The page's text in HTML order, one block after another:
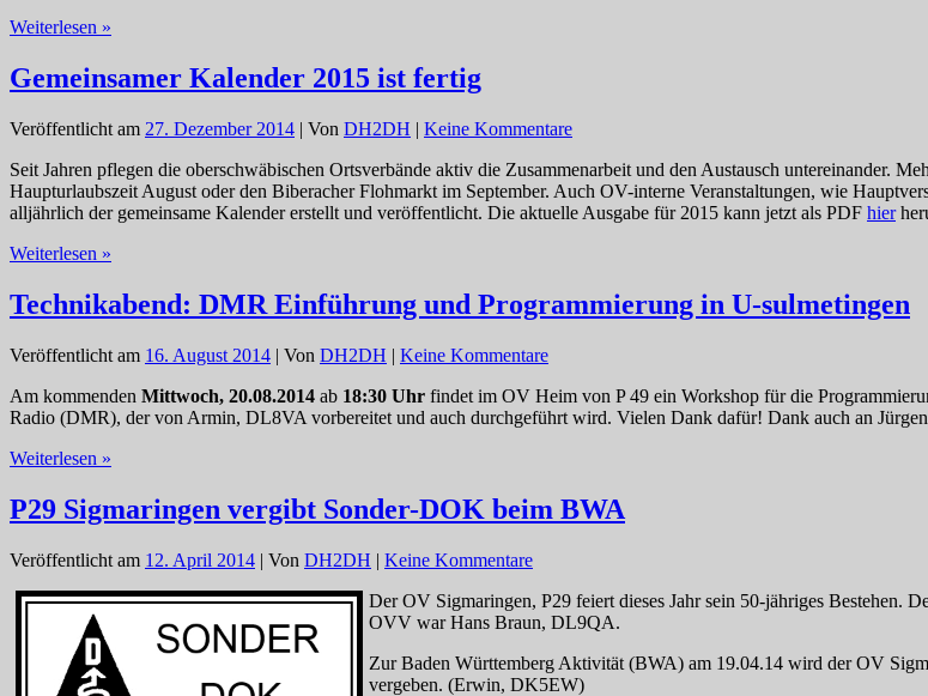
Weiterlesen »
zum
nachhören
Gemeinsamer Kalender 2015 ist fertig
Veröffentlicht am 27. Dezember 2014 | Von DH2DH | Keine Kommentare
Seit Jahren pflegen die oberschwäbischen Ortsverbände aktiv die Zusammenarbeit und den Austausch untereinander.
Haupturlaubszeit August oder den Biberacher Flohmarkt im September. Auch OV-interne Veranstaltungen, wie
alljährlich der gemeinsame Kalender erstellt und veröffentlicht. Die aktuelle Ausgabe für 2015 kann jetzt als PDF hier
Weiterlesen »
2015
ist
Technikabend: DMR Einführung und Programmierung in U-sulmetingen
Veröffentlicht am 16. August 2014 | Von DH2DH | Keine Kommentare
Am kommenden Mittwoch, 20.08.2014 ab 18:30 Uhr findet im OV Heim von P 49 ein Workshop für die
Radio (DMR), der von Armin, DL8VA vorbereitet und auch durchgeführt wird. Vielen Dank dafür! Dank auch an
Weiterlesen »
Einführung
und
in
U-
sulmetingen
P29 Sigmaringen vergibt Sonder-DOK beim BWA
Veröffentlicht am 12. April 2014 | Von DH2DH | Keine Kommentare
Der OV Sigmaringen, P29 feiert dieses Jahr sein 50-jähriges Bestehen.
OVV war Hans Braun, DL9QA.
Zur Baden Württemberg Aktivität (BWA) am 19.04.14 wird der OV
vergeben. (Erwin, DK5EW)